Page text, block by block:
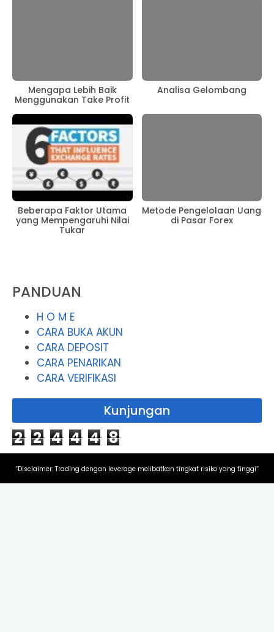
Mengapa Lebih Baik
Menggunakan Take Profit
Analisa Gelombang
Beberapa Faktor Utama
yang Mempengaruhi Nilai
Tukar
Metode Pengelolaan Uang
di Pasar Forex
PANDUAN
H O M E
CARA BUKA AKUN
CARA DEPOSIT
CARA PENARIKAN
CARA VERIFIKASI
Kunjungan
2 2 4 4 4 8
“Disclaimer: Trading dengan leverage melibatkan tingkat risiko yang tinggi“